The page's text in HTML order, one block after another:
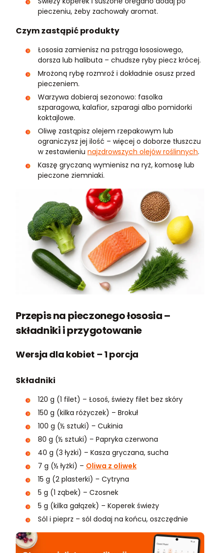
pieczeniu, żeby zachowały aromat.
Czym zastąpić produkty
Łososia zamienisz na pstrąga łososiowego,
dorsza lub halibuta – chudsze ryby piecz krócej.
Mrożoną rybę rozmroź i dokładnie osusz przed
pieczeniem.
Warzywa dobieraj sezonowo: fasolka
szparagowa, kalafior, szparagi albo pomidorki
koktajlowe.
Oliwę zastąpisz olejem rzepakowym lub
ograniczysz jej ilość – więcej o doborze tłuszczu
w zestawieniu najzdrowszych olejów roślinnych.
Kaszę gryczaną wymienisz na ryż, komosę lub
pieczone ziemniaki.
Przepis na pieczonego łososia –
składniki i przygotowanie
Wersja dla kobiet – 1 porcja
Składniki
120 g (1 filet) – Łosoś, świeży filet bez skóry
150 g (kilka różyczek) – Brokuł
100 g (½ sztuki) – Cukinia
80 g (½ sztuki) – Papryka czerwona
40 g (3 łyżki) – Kasza gryczana, sucha
7 g (½ łyżki) – Oliwa z oliwek
15 g (2 plasterki) – Cytryna
5 g (1 ząbek) – Czosnek
5 g (kilka gałązek) – Koperek świeży
Sól i pieprz – sól dodaj na końcu, oszczędnie